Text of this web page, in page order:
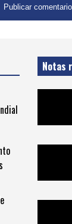
Notas